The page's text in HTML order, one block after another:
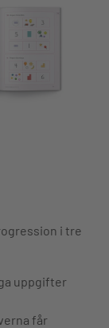
i tre
uppgifter
får